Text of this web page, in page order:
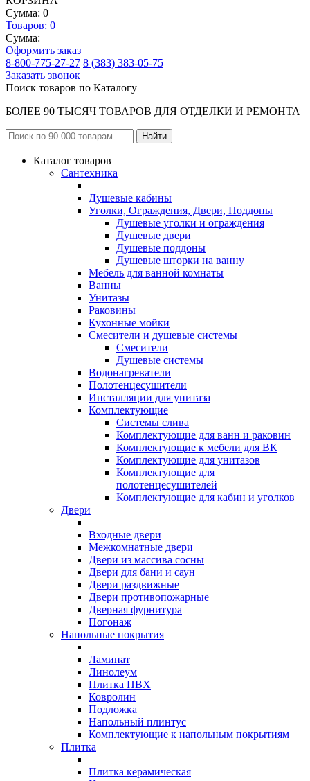
Сумма: 0
Товаров: 0
Сумма:
Оформить заказ
8-800-775-27-27 8 (383) 383-05-75
Заказать звонок
Поиск товаров по Каталогу
БОЛЕЕ 90 ТЫСЯЧ ТОВАРОВ ДЛЯ ОТДЕЛКИ И РЕМОНТА
Каталог товаров
Сантехника
Душевые кабины
Уголки, Ограждения, Двери, Поддоны
Душевые уголки и ограждения
Душевые двери
Душевые поддоны
Душевые шторки на ванну
Мебель для ванной комнаты
Ванны
Унитазы
Раковины
Кухонные мойки
Смесители и душевые системы
Смесители
Душевые системы
Водонагреватели
Полотенцесушители
Инсталляции для унитаза
Комплектующие
Системы слива
Комплектующие для ванн и раковин
Комплектующие к мебели для ВК
Комплектующие для унитазов
Комплектующие для
полотенцесушителей
Комплектующие для кабин и уголков
Двери
Входные двери
Межкомнатные двери
Двери из массива сосны
Двери для бани и саун
Двери раздвижные
Двери противопожарные
Дверная фурнитура
Погонаж
Напольные покрытия
Ламинат
Линолеум
Плитка ПВХ
Ковролин
Подложка
Напольный плинтус
Комплектующие к напольным покрытиям
Плитка
Плитка керамическая